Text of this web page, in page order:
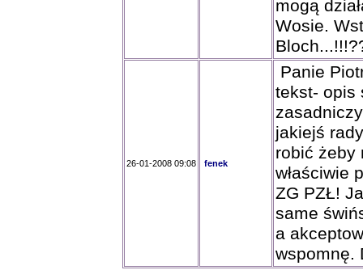
mogą
Wosie.
26-01-2008 09:08 fenek
Panie
tekst- opis
jakiejś
robić żeby
właściwie
ZG PZŁ!
same
a
wspomnę.